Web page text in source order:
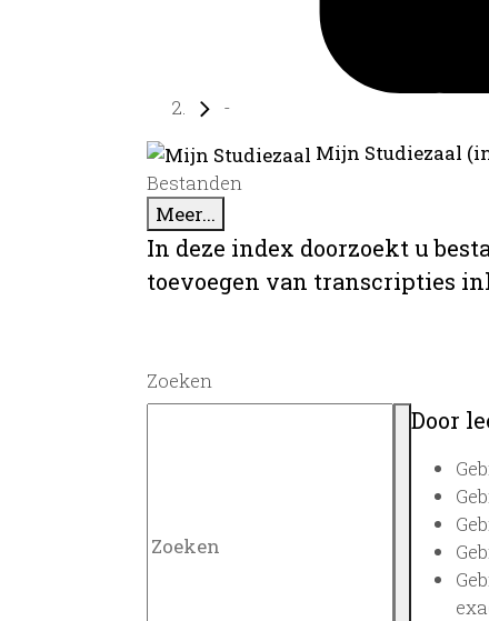
-
Mijn Studiezaal
Bestanden
Meer...
In deze index doorzoekt u
toevoegen van transcripties
Zoeken
Door